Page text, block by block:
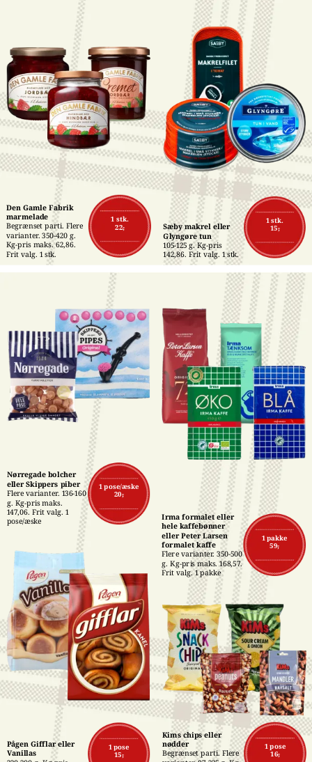
1 stk.
22,-
Den Gamle Fabrik
marmelade
Begrænset parti. Flere
varianter. 350-420 g.
Kg-pris maks. 62,86.
Frit valg. 1 stk.
1 stk.
15,-
Sæby makrel eller
Glyngøre tun
105-125 g. Kg-pris
142,86. Frit valg. 1 stk.
1 pakke
59,-
Irma formalet eller
hele kaffebønner
eller Peter Larsen
formalet kaffe
Flere varianter. 350-500
g. Kg-pris maks. 168,57.
Frit valg. 1 pakke
1 pose/æske
20,-
Nørregade bolcher
eller Skippers piber
Flere varianter. 136-160
g. Kg-pris maks.
147,06. Frit valg. 1
pose/æske
1 pose
15,-
Pågen Gifflar eller
Vanillas
1 pose
16,-
Kims chips eller
nødder
Begrænset parti. Flere